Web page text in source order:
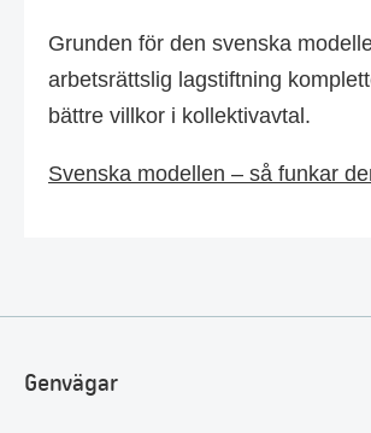
Grunden för den svenska
arbetsrättslig lagstiftning
bättre villkor i kollektivavtal.
Svenska modellen – så funkar
Genvägar